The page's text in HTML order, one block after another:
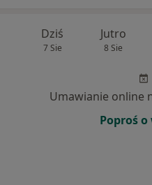
Dziś
7 Sie
Jutro
8 Sie
Umawianie online
Poproś